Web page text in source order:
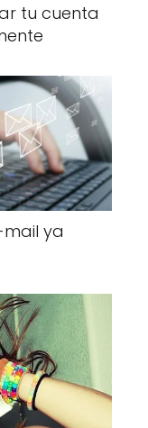
tu cuenta
ya